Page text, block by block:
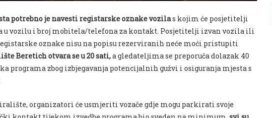
potrebno je navesti registarske oznake vozilas kojim će posjetitelji
u vozilu i broj mobitela/telefona za kontakt. Posjetitelji izvan vozila ili
oznake nisu na popisu rezerviranih neće moći pristupiti
Beretich otvara se u 20 sati,a gledateljima se preporuča dolazak 40
programa zbog izbjegavanja potencijalnih gužvi i osiguranja mjesta s
organizatori će usmjeriti vozače gdje mogu parkirati svoje